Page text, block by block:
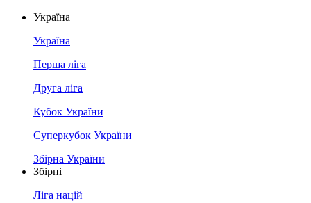
Україна
Україна
Перша ліга
Друга ліга
Кубок України
Суперкубок України
Збірна України
Збірні
Ліга націй